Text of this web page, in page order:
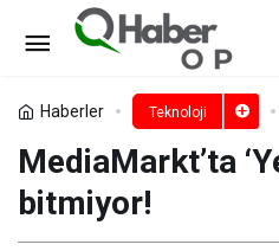
Haberler Teknoloji
MediaMarkt’ta
bitmiyor!
katlanabilir teknoloji:
Yorum Yap